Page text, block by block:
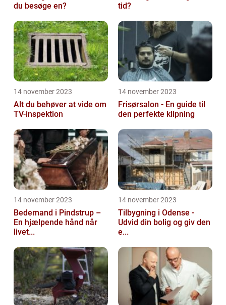
du besøge en?
tid?
14 november 2023
Alt du behøver at vide om
TV-inspektion
14 november 2023
Frisørsalon - En guide til
den perfekte klipning
14 november 2023
Bedemand i Pindstrup –
En hjælpende hånd når
livet...
14 november 2023
Tilbygning i Odense -
Udvid din bolig og giv den
e...